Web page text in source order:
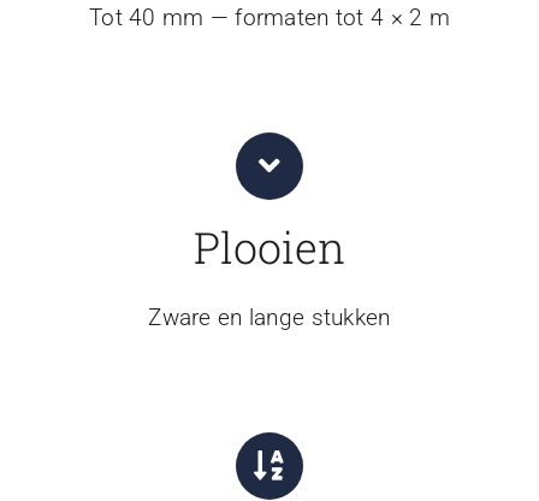
Tot 40 mm — formaten tot 4 × 2 m
Plooien
Zware en lange stukken